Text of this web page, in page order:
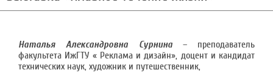
Наталья Александровна Сурнина– преподаватель
факультета ИжГТУ « Реклама и дизайн», доцент и кандидат
технических наук, художник и путешественник,